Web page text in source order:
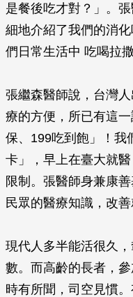
是餐後吃才對？」。
細地介紹了我們的消
們日常生活中 吃喝拉
張繼森醫師說，台灣
療的方便，所已有這
保、199吃到飽」！我
卡」，早上在臺大就
限制。張醫師身兼康
民眾的醫療知識，改善
現代人多半能活很久
數。而高齡的長者，
時有所聞，司空見慣